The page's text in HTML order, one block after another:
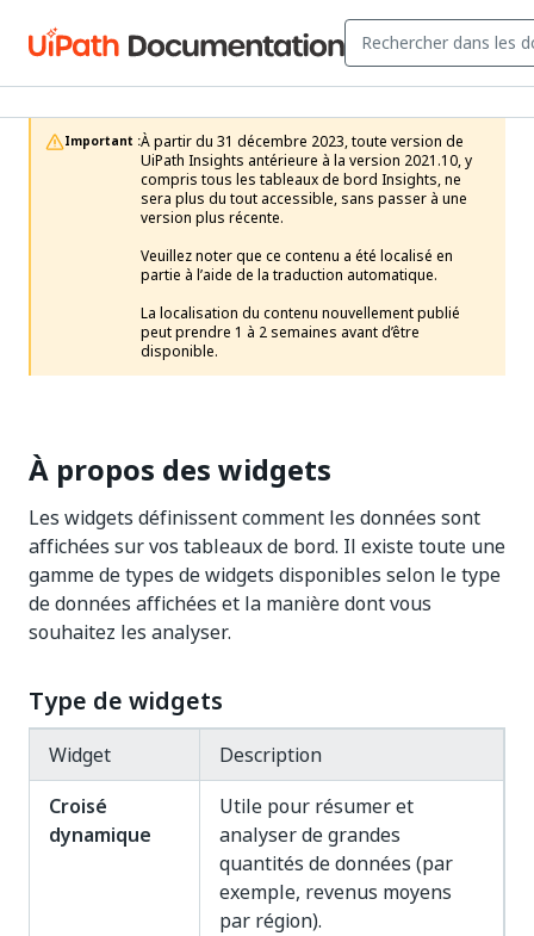
Important :À partir du 31 décembre 2023, toute version de
UiPath Insights antérieure à la version 2021.10, y
compris tous les tableaux de bord Insights, ne
sera plus du tout accessible, sans passer à une
version plus récente.
Veuillez noter que ce contenu a été localisé en
partie à l’aide de la traduction automatique.
La localisation du contenu nouvellement publié
peut prendre 1 à 2 semaines avant d’être
disponible.
À propos des widgets
Les widgets définissent comment les données sont
affichées sur vos tableaux de bord. Il existe toute une
gamme de types de widgets disponibles selon le type
de données affichées et la manière dont vous
souhaitez les analyser.
Type de widgets
Widget
Description
Croisé
dynamique
Utile pour résumer et
analyser de grandes
quantités de données (par
exemple, revenus moyens
par région).